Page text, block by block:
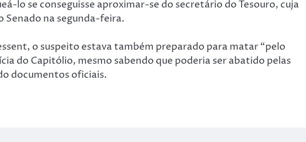
lo se conseguisse aproximar-se do secretário do Tesouro, cuja
Senado na segunda-feira.
o suspeito estava também preparado para matar “pelo
do Capitólio, mesmo sabendo que poderia ser abatido pelas
documentos oficiais.